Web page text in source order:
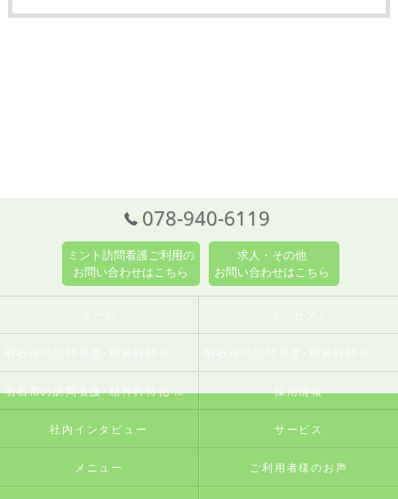
078-940-6119
ミント訪問看護ご利用の
お問い合わせはこちら
求人・その他
お問い合わせはこちら
明石市の訪問看護･精神科特化 訪問看護ステーションミントのお客様の声 採用情報
社内インタビュー サービス
メニュー ご利用者様のお声